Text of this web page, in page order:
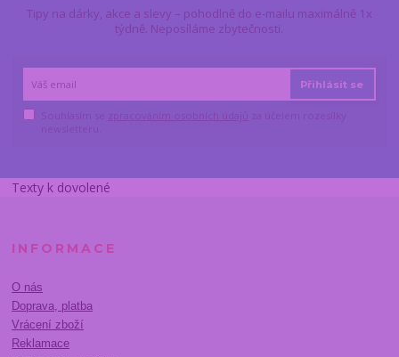
Tipy na dárky, akce a slevy – pohodlně do e-mailu maximálně 1x
týdně. Neposíláme zbytečnosti.
Přihlásit se
Texty k dovolené
INFORMACE
O nás
Doprava, platba
Vrácení zboží
Reklamace